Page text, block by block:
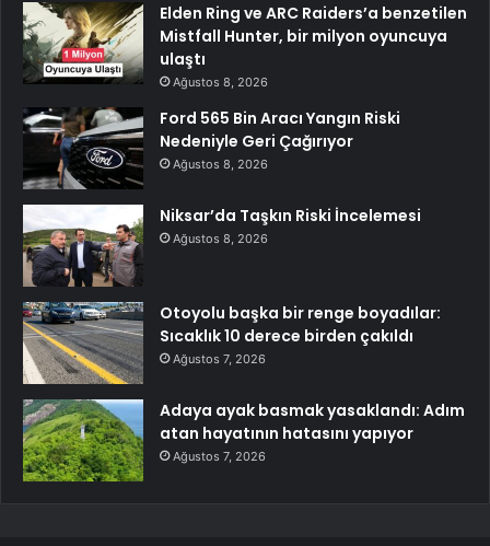
Elden Ring ve ARC Raiders’a benzetilen
Mistfall Hunter, bir milyon oyuncuya
ulaştı
Ağustos 8, 2026
Ford 565 Bin Aracı Yangın Riski
Nedeniyle Geri Çağırıyor
Ağustos 8, 2026
Niksar’da Taşkın Riski İncelemesi
Ağustos 8, 2026
Otoyolu başka bir renge boyadılar:
Sıcaklık 10 derece birden çakıldı
Ağustos 7, 2026
Adaya ayak basmak yasaklandı: Adım
atan hayatının hatasını yapıyor
Ağustos 7, 2026